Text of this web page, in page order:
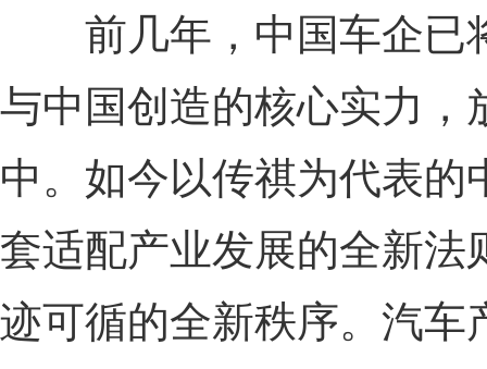
前几年，中国车企已
与中国创造的核心实力，
中。如今以传祺为代表
套适配产业发展的全新法
迹可循的全新秩序。汽车